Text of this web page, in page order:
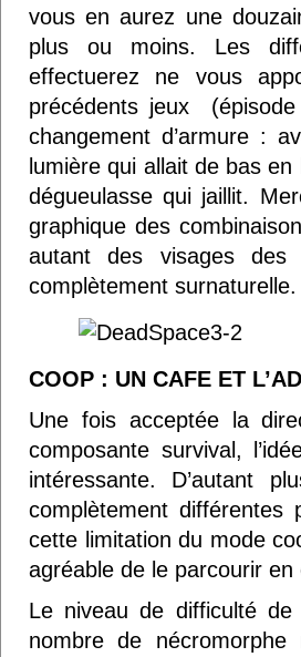
vous en aurez une
plus ou moins. Les
effectuerez ne vous
précédents jeux
changement d’armure :
lumière qui allait de bas
dégueulasse qui jaillit.
graphique des
autant des visages des
complètement surnaturelle.
COOP : UN CAFE ET
Une fois acceptée la
composante survival,
intéressante. D’autant
complètement
cette limitation du mode
agréable de le parcourir en
Le niveau de difficulté
nombre de